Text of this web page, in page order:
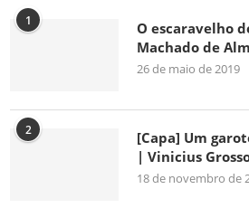
1
O escaravelho
Machado de
26 de maio de 2019
2
[Capa] Um
| Vinicius
18 de novembro de